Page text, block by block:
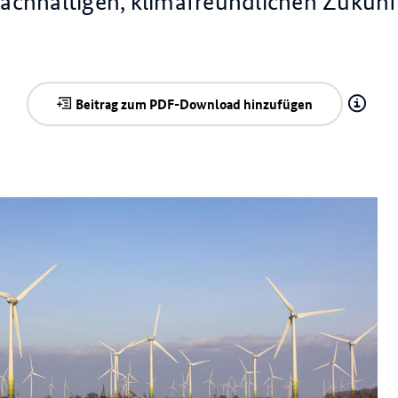
Beitrag zum PDF-Download hinzufügen